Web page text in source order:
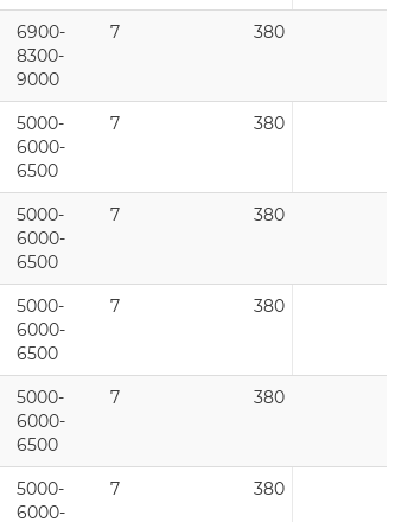
6900-
8300-
9000
7 380
5000-
6000-
6500
7 380
5000-
6000-
6500
7 380
5000-
6000-
6500
7 380
5000-
6000-
6500
7 380
5000-
6000-
7 380